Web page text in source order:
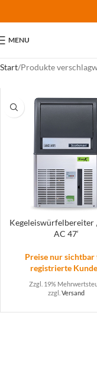
MENU
Start Produkte
Kegeleiswürfelbereiter
AC 47‘
Preise nur
registrierte
Zzgl. 19%
zzgl.Versand